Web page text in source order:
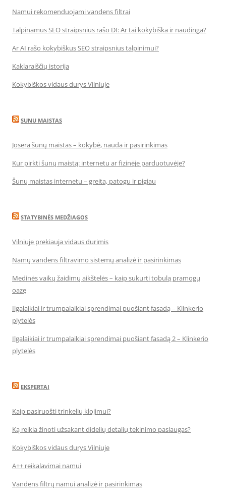
Namui rekomenduojami vandens filtrai
Talpinamus SEO straipsnius rašo DI: Ar tai kokybiška ir naudinga?
Ar AI rašo kokybiškus SEO straipsnius talpinimui?
Kaklaraiščių istorija
Kokybiškos vidaus durys Vilniuje
SUNU MAISTAS
Josera šunų maistas – kokybė, nauda ir pasirinkimas
Kur pirkti šunų maistą: internetu ar fizinėje parduotuvėje?
Šunų maistas internetu – greita, patogu ir pigiau
STATYBINĖS MEDŽIAGOS
Vilniuje prekiauja vidaus durimis
Namų vandens filtravimo sistemų analizė ir pasirinkimas
Medinės vaikų žaidimų aikštelės – kaip sukurti tobulą pramogų
oazę
Ilgalaikiai ir trumpalaikiai sprendimai puošiant fasadą – Klinkerio
plytelės
Ilgalaikiai ir trumpalaikiai sprendimai puošiant fasadą 2 – Klinkerio
plytelės
EKSPERTAI
Kaip pasiruošti trinkelių klojimui?
Ką reikia žinoti užsakant didelių detalių tekinimo paslaugas?
Kokybiškos vidaus durys Vilniuje
A++ reikalavimai namui
Vandens filtrų namui analizė ir pasirinkimas